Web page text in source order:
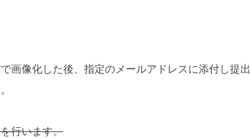
像化した後、指定のメールアドレスに添付し提出
行います。